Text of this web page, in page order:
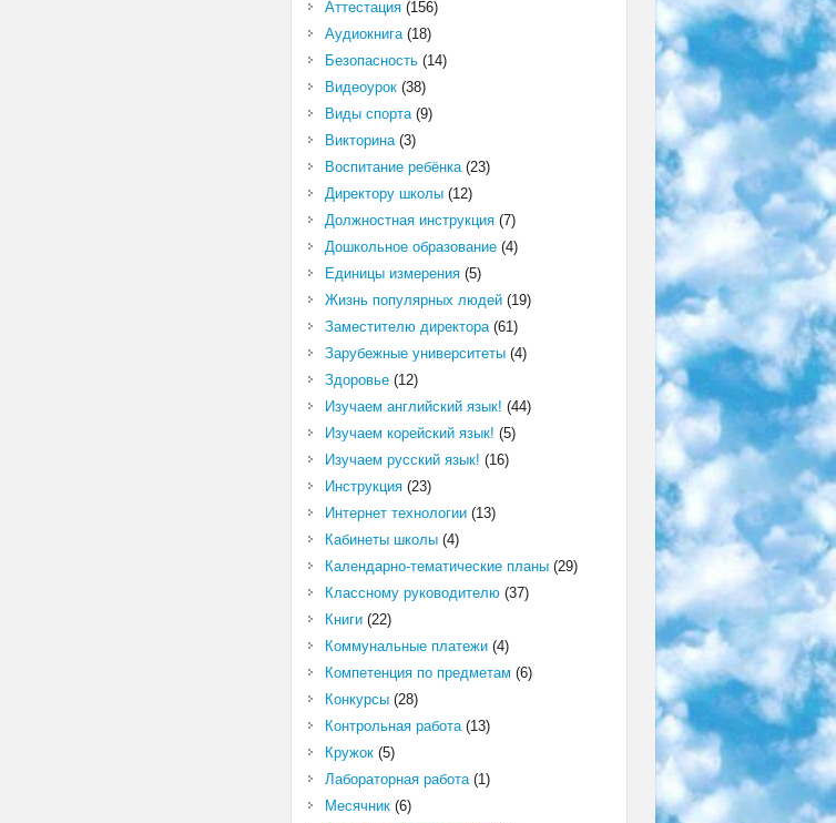
Аттестация(156)
Аудиокнига(18)
Безопасность(14)
Видеоурок(38)
Виды спорта(9)
Викторина(3)
Воспитание ребёнка(23)
Директору школы(12)
Должностная инструкция(7)
Дошкольное образование(4)
Единицы измерения(5)
Жизнь популярных людей(19)
Заместителю директора(61)
Зарубежные университеты(4)
Здоровье(12)
Изучаем английский язык! (44)
Изучаем корейский язык! (5)
Изучаем русский язык! (16)
Инструкция(23)
Интернет технологии(13)
Кабинеты школы(4)
Календарно-тематические планы(29)
Классному руководителю(37)
Книги(22)
Коммунальные платежи(4)
Компетенция по предметам (6)
Конкурсы(28)
Контрольная работа(13)
Кружок(5)
Лабораторная работа(1)
Месячник(6)